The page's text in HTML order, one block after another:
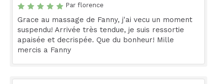
Par florence
Grace au massage de Fanny, j'ai vecu un moment
suspendu! Arrivée très tendue, je suis ressortie
apaisée et decrispée. Que du bonheur! Mille
mercis a Fanny